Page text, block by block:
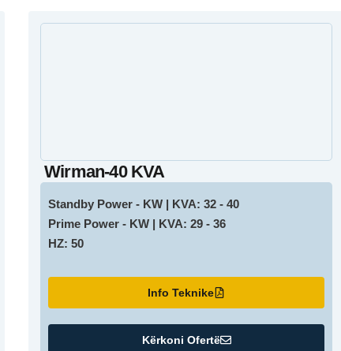
Wirman-40 KVA
Standby Power - KW | KVA: 32 - 40
Prime Power - KW | KVA: 29 - 36
HZ: 50
Info Teknike
Kërkoni Ofertë